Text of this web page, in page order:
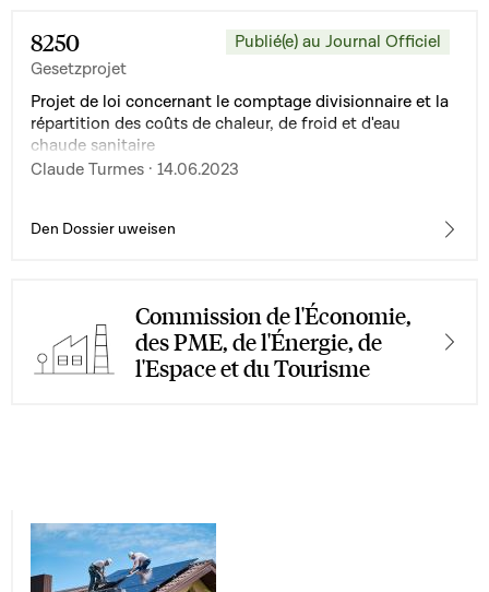
8250
Gesetzprojet
Publié(e) au Journal Officiel
Projet de loi concernant le comptage divisionnaire et la
répartition des coûts de chaleur, de froid et d'eau
chaude sanitaire
Claude Turmes · 14.06.2023
Den Dossier uweisen
Commission de l'Économie,
des PME, de l'Énergie, de
l'Espace et du Tourisme